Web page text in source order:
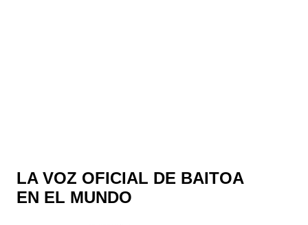
LA VOZ OFICIAL DE BAITOA
EN EL MUNDO